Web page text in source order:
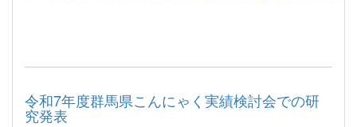
令和7年度群馬県こんにゃく実績検討会での研
究発表